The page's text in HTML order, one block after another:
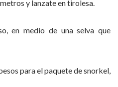
y lanzate en tirolesa.
en medio de una selva que
para el paquete de snorkel,